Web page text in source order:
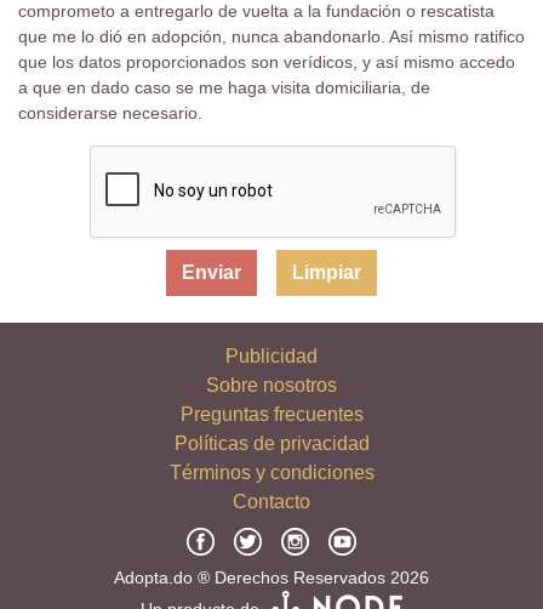
comprometo a entregarlo de vuelta a la fundación o rescatista
que me lo dió en adopción, nunca abandonarlo. Así mismo ratifico
que los datos proporcionados son verídicos, y así mismo accedo
a que en dado caso se me haga visita domiciliaria, de
considerarse necesario.
Limpiar
Publicidad
Sobre nosotros
Preguntas frecuentes
Políticas de privacidad
Términos y condiciones
Contacto
Adopta.do ® Derechos Reservados 2026